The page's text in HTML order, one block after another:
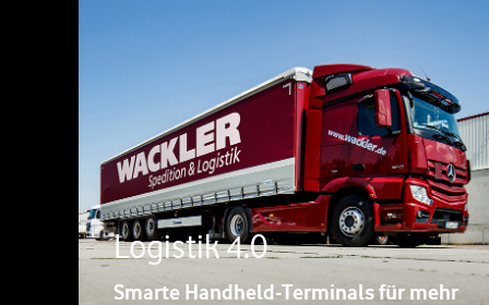
Logistik 4.0
Smarte Handheld-Terminals für mehr